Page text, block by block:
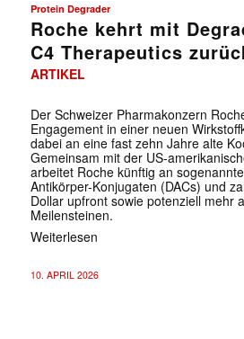
Protein Degrader
Roche kehrt mit
C4 Therapeutics
ARTIKEL
Der Schweizer Pharmakonzern
Engagement in einer neuen
dabei an eine fast zehn Jahre alte
Gemeinsam mit der US-
arbeitet Roche künftig an
Antikörper-Konjugaten (DACs) und
Dollar upfront sowie potenziell mehr
Meilensteinen.
Weiterlesen
10. APRIL 2026